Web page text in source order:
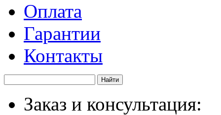
Оплата
Гарантии
Контакты
Заказ и консультация: